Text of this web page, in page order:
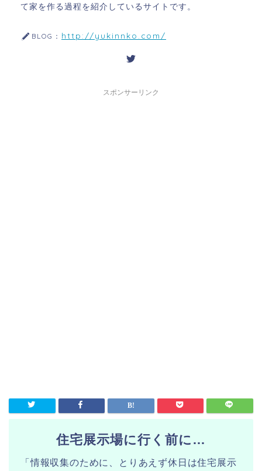
て家を作る過程を紹介しているサイトです。
BLOG： http://yukinnko.com/
スポンサーリンク
住宅展示場に行く前に…
「情報収集のために、とりあえず休日は住宅展示